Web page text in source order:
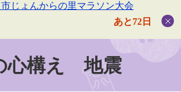
じょんからの里マラソン大会
あと72日
心構え 地震